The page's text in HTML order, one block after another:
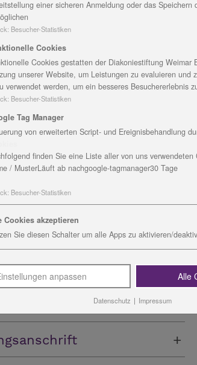
im Stadtzentrum von Saalfeld. Ihr
(ca. fünf Minuten Fußweg)
im Innenhof der Brudergasse 11
ist.
allen Menschen offen, die selbst
psychischen Krankheiten
einer sicheren Anmeldung oder das Speichern
: Besucher-Statistiken
Cookies
Cookies gestatten der Diakoniestiftung Weimar
unserer Website, um Leistungen zu evaluieren und
verwendet werden, um ein besseres Besuchererlebnis
: Besucher-Statistiken
Tag Manager
von erweiterten Script- und Ereignisbehandlung
finden Sie eine Liste aller von uns
/ MusterLäuft ab nachgoogle-tagmanager30 Tage
: Besucher-Statistiken
Cookies akzeptieren
Sie diesen Schalter um alle Apps zu aktivieren/
anpassen Alle
Datenschutz | Impressum